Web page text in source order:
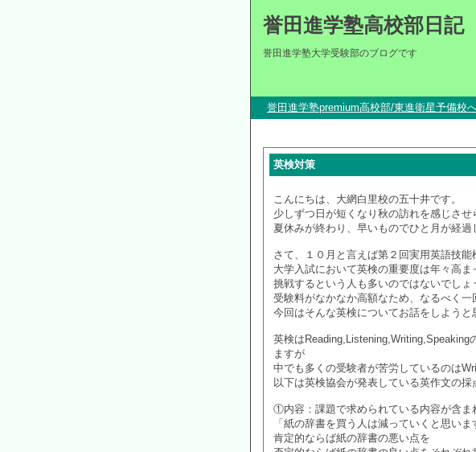
誉田進学塾高校部日記
誉田進学塾大学受験部のブログです
誉田進学塾premium高校部/東進衛星予備校
英検対策
こんにちは、大網白里校の五十井です。
少しずつ日が短くなり秋の訪れを感じさせ
夏休みが終わり、早いものでひと月が経過
さて、１０月と言えば第２回実用英語技能
大学入試において英検の重要度は年々高ま
挑戦するという人も多いのではないでしょ
受験料がなかなか高額なため、なるべく一
今回はそんな英検についてお話をしようと
英検はReading,Listening,Writing,Speaking
ますが
中でも多くの受験者が苦労しているのは
以下は英検協会が発表している英作文の採
①内容：課題で求められている内容が含ま
「紙の辞書を買う人は減っていくと思い
肯定的ならば紙の辞書の悪い点を